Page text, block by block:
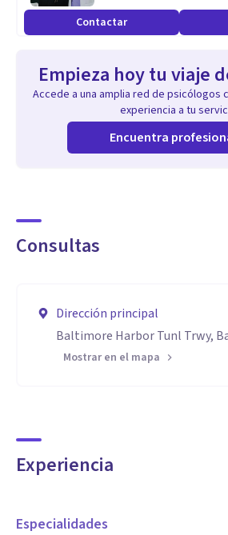
Contactar
Empieza hoy tu viaje
Accede a una amplia red de psicólogos
experiencia a tu
Encuentra
Consultas
Dirección principal
Baltimore Harbor Tunl Trwy,
Mostrar en el mapa
Experiencia
Especialidades